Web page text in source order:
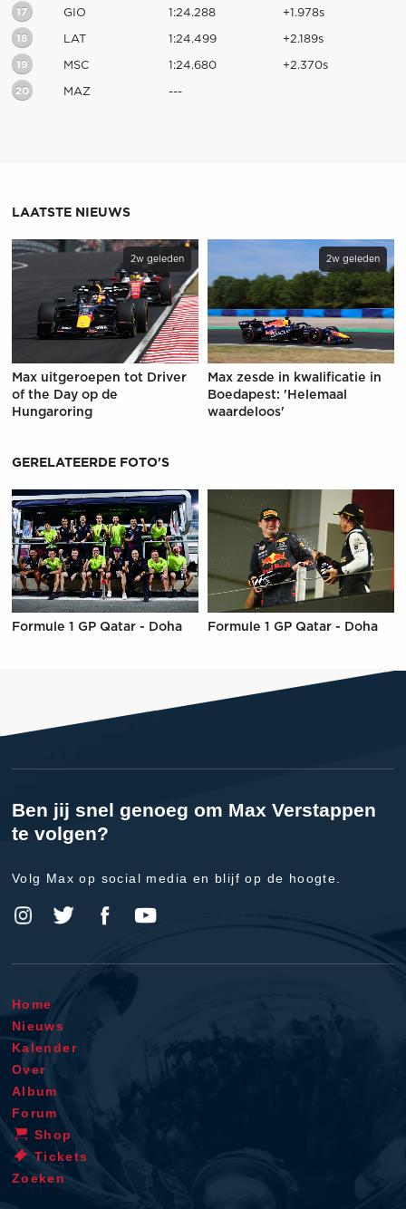
17 GIO 1:24.288 +1.978s
18 LAT 1:24.499 +2.189s
19 MSC 1:24.680 +2.370s
20 MAZ ---
LAATSTE NIEUWS
2w geleden
Max uitgeroepen tot Driver
of the Day op de
Hungaroring
2w geleden
Max zesde in kwalificatie in
Boedapest: 'Helemaal
waardeloos'
GERELATEERDE FOTO'S
Formule 1 GP Qatar - Doha Formule 1 GP Qatar - Doha
Ben jij snel genoeg om Max Verstappen
te volgen?
Volg Max op social media en blijf op de hoogte.
Home
Nieuws
Kalender
Over
Album
Forum
Shop
Tickets
Zoeken